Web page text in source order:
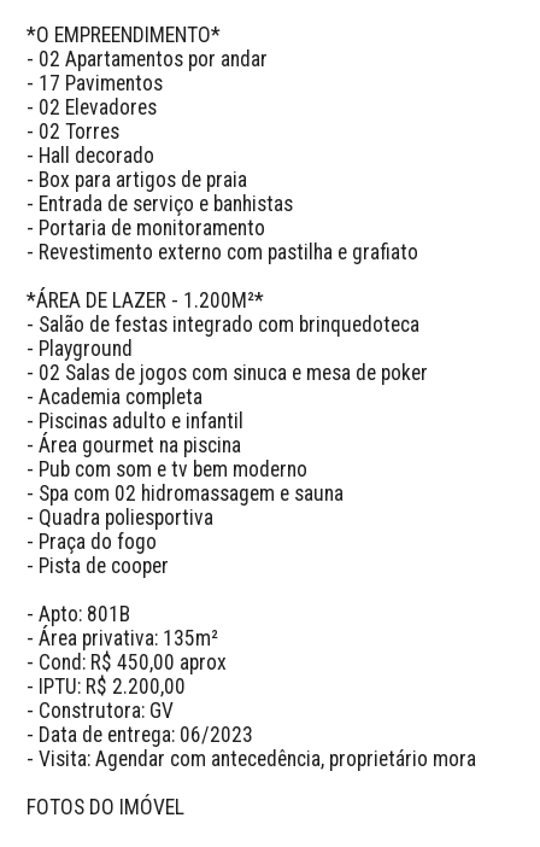
*O EMPREENDIMENTO*
- 02 Apartamentos por andar
- 17 Pavimentos
- 02 Elevadores
- 02 Torres
- Hall decorado
- Box para artigos de praia
- Entrada de serviço e banhistas
- Portaria de monitoramento
- Revestimento externo com pastilha e grafiato
*ÁREA DE LAZER - 1.200M²*
- Salão de festas integrado com brinquedoteca
- Playground
- 02 Salas de jogos com sinuca e mesa de poker
- Academia completa
- Piscinas adulto e infantil
- Área gourmet na piscina
- Pub com som e tv bem moderno
- Spa com 02 hidromassagem e sauna
- Quadra poliesportiva
- Praça do fogo
- Pista de cooper
- Apto: 801B
- Área privativa: 135m²
- Cond: R$ 450,00 aprox
- IPTU: R$ 2.200,00
- Construtora: GV
- Data de entrega: 06/2023
- Visita: Agendar com antecedência, proprietário mora
FOTOS DO IMÓVEL